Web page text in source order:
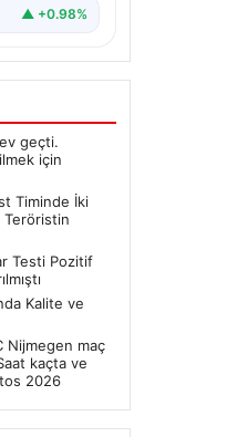
▲ +0.98%
geçti.
için
Timinde İki
Teröristin
Testi Pozitif
Kalite ve
Nijmegen maç
kaçta ve
2026